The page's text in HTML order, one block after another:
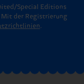
Special Editions
der Registrierung
.